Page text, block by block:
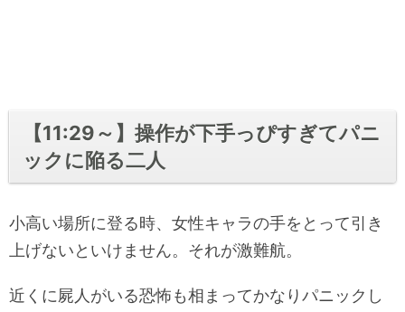
【11:29～】操作が下手っぴすぎてパニ
ックに陥る二人
小高い場所に登る時、女性キャラの手をとって引き
上げないといけません。それが激難航。
近くに屍人がいる恐怖も相まってかなりパニックし